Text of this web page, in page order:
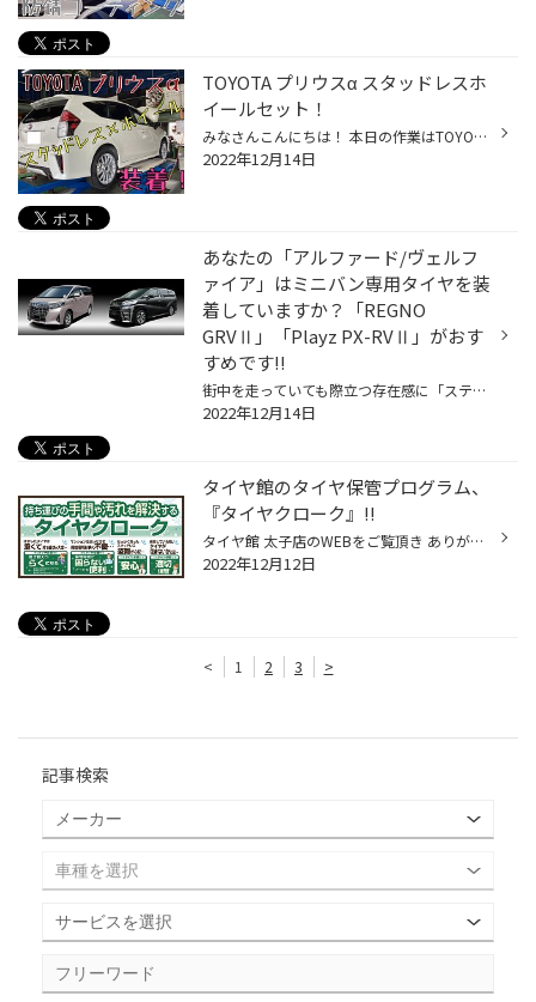
TOYOTA プリウスα スタッドレスホ
イールセット！
みなさんこんにちは！ 本日の作業はTOYOTA プリウスαに スタッドレスタイヤ アイスパートナー２×トップランM７の 組み合わせで装着させて頂きました！ 在庫も少なくなってきております！ スタッドレスタイヤご購入をお考えのお客様はお早めに！！ タイヤ館 太子店では おクルマの"無料安全点検"を ...
2022年12月14日
あなたの「アルファード/ヴェルフ
ァイア」はミニバン専用タイヤを装
着していますか？「REGNO
GRVⅡ」「Playz PX-RVⅡ」がおす
すめです!!
街中を走っていても際立つ存在感に「ステキだなあ」とついつい目で追ってしまう高級ミニバンといえば、「トヨタ アルファード/ヴェルファイア」ですよね。上質感たっぷりの内外装や至れり尽くせりの装備など、トヨタのフラッグシップミニバンとしてその完成度の高さで多くの人々を魅了し続けていま...
2022年12月14日
タイヤ館のタイヤ保管プログラム、
『タイヤクローク』!!
タイヤ館 太子店のWEBをご覧頂き ありがとうございます(*'ω'*) タイヤ館の便利でお得なサービス、 『タイヤクローク』を ご案内します♪ いよいよ本格的にスタッドレスタイヤへの 履き替えのシーズンに入ってきましたが、 皆さんは履き替え時に外されたタイヤは どこで保管されてますか？ これからス...
2022年12月12日
< 1 2 3 >
記事検索